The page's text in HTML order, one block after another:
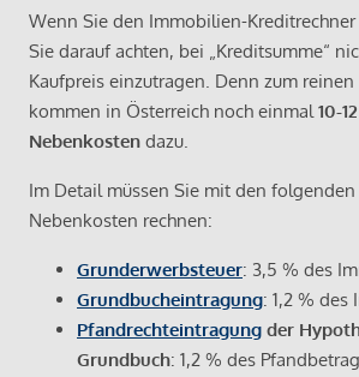
Wenn Sie den Immobilien-
Sie darauf achten, bei „Kreditsumme“
Kaufpreis einzutragen. Denn zum reinen
kommen in Österreich noch einmal10-
Nebenkosten dazu.
Im Detail müssen Sie mit den
Nebenkosten rechnen:
Grunderwerbsteuer: 3,5 % des
Grundbucheintragung: 1,2 %
Pfandrechteintragung der
Grundbuch: 1,2 % des